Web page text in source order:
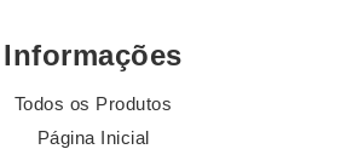
Informações
Todos os Produtos
Página Inicial